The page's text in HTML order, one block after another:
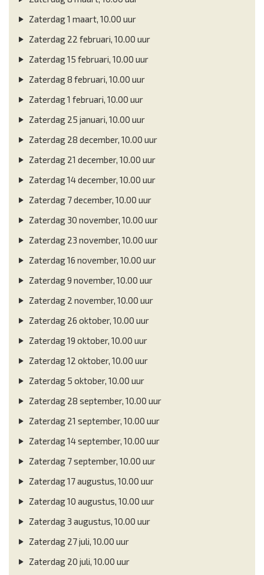
Zaterdag 1 maart, 10.00 uur
Zaterdag 22 februari, 10.00 uur
Zaterdag 15 februari, 10.00 uur
Zaterdag 8 februari, 10.00 uur
Zaterdag 1 februari, 10.00 uur
Zaterdag 25 januari, 10.00 uur
Zaterdag 28 december, 10.00 uur
Zaterdag 21 december, 10.00 uur
Zaterdag 14 december, 10.00 uur
Zaterdag 7 december, 10.00 uur
Zaterdag 30 november, 10.00 uur
Zaterdag 23 november, 10.00 uur
Zaterdag 16 november, 10.00 uur
Zaterdag 9 november, 10.00 uur
Zaterdag 2 november, 10.00 uur
Zaterdag 26 oktober, 10.00 uur
Zaterdag 19 oktober, 10.00 uur
Zaterdag 12 oktober, 10.00 uur
Zaterdag 5 oktober, 10.00 uur
Zaterdag 28 september, 10.00 uur
Zaterdag 21 september, 10.00 uur
Zaterdag 14 september, 10.00 uur
Zaterdag 7 september, 10.00 uur
Zaterdag 17 augustus, 10.00 uur
Zaterdag 10 augustus, 10.00 uur
Zaterdag 3 augustus, 10.00 uur
Zaterdag 27 juli, 10.00 uur
Zaterdag 20 juli, 10.00 uur